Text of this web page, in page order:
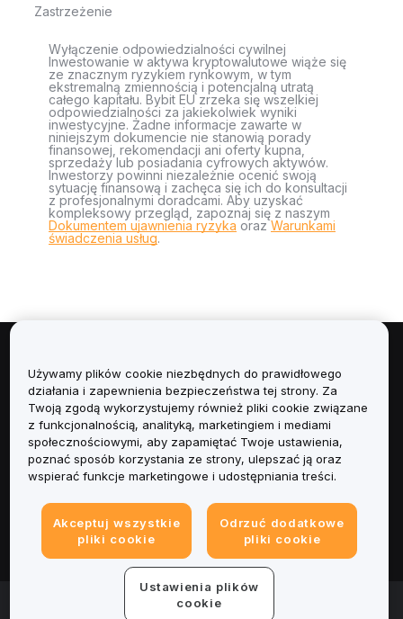
Zastrzeżenie
Wyłączenie odpowiedzialności cywilnej
Inwestowanie w aktywa kryptowalutowe wiąże się
ze znacznym ryzykiem rynkowym, w tym
ekstremalną zmiennością i potencjalną utratą
całego kapitału. Bybit EU zrzeka się wszelkiej
odpowiedzialności za jakiekolwiek wyniki
inwestycyjne. Żadne informacje zawarte w
niniejszym dokumencie nie stanowią porady
finansowej, rekomendacji ani oferty kupna,
sprzedaży lub posiadania cyfrowych aktywów.
Inwestorzy powinni niezależnie ocenić swoją
sytuację finansową i zachęca się ich do konsultacji
z profesjonalnymi doradcami. Aby uzyskać
kompleksowy przegląd, zapoznaj się z naszym
Dokumentem ujawnienia ryzyka orazWarunkami
świadczenia usług.
Informacje
Usługi
Obsługa Klienta
Informacje prawne
© 2025-2026 Bybit.eu. Wszystkie prawa zastrzeżone.
Używamy plików cookie niezbędnych do prawidłowego
działania i zapewnienia bezpieczeństwa tej strony. Za
Twoją zgodą wykorzystujemy również pliki cookie związane
z funkcjonalnością, analityką, marketingiem i mediami
społecznościowymi, aby zapamiętać Twoje ustawienia,
poznać sposób korzystania ze strony, ulepszać ją oraz
wspierać funkcje marketingowe i udostępniania treści.
Akceptuj wszystkie
pliki cookie
Odrzuć dodatkowe
pliki cookie
Ustawienia plików
cookie